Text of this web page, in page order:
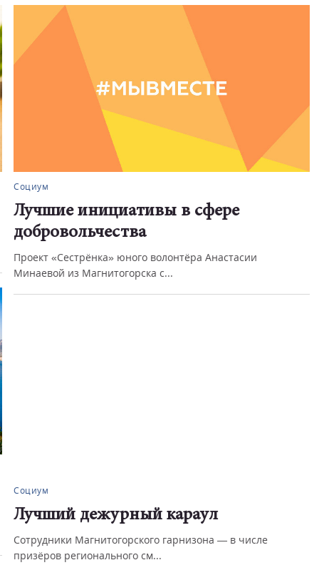
Социум
Лучшие инициативы в сфере
добровольчества
Проект «Сестрёнка» юного волонтёра Анастасии
Минаевой из Магнитогорска с...
Социум
Лучший дежурный караул
Сотрудники Магнитогорского гарнизона — в числе
призёров регионального см...